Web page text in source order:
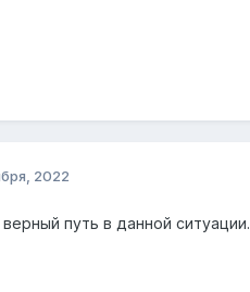
2022
путь в данной ситуации.